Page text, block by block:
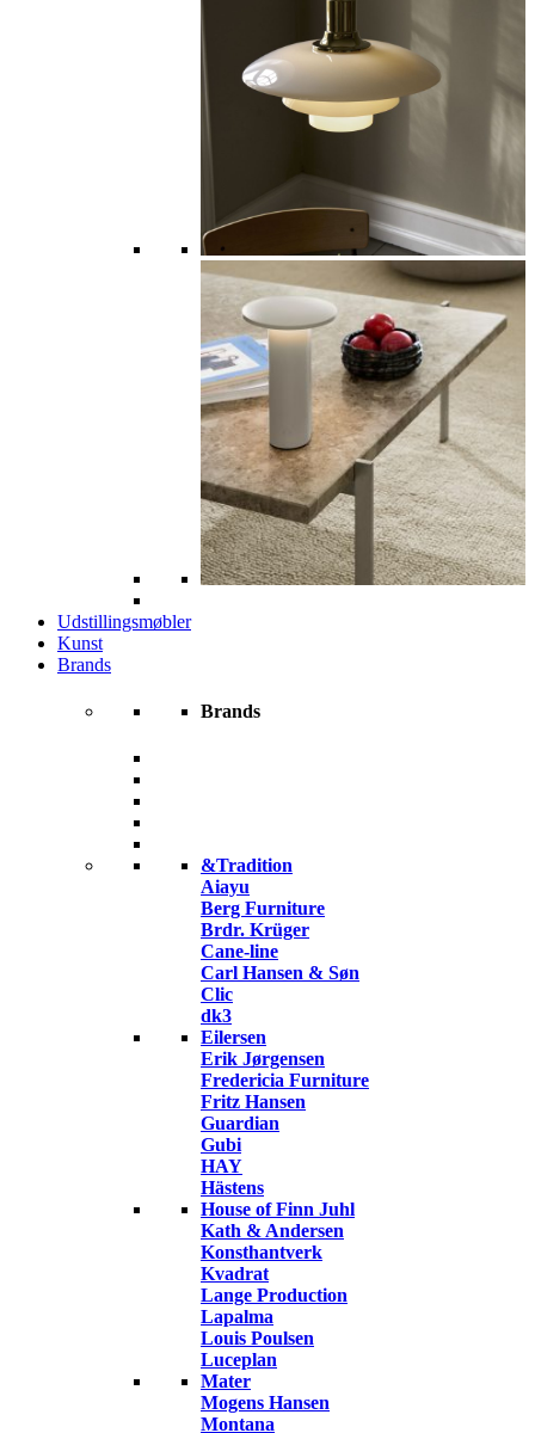
Udstillingsmøbler
Kunst
Brands
Brands
&Tradition
Aiayu
Berg Furniture
Brdr. Krüger
Cane-line
Carl Hansen & Søn
Clic
dk3
Eilersen
Erik Jørgensen
Fredericia Furniture
Fritz Hansen
Guardian
Gubi
HAY
Hästens
House of Finn Juhl
Kath & Andersen
Konsthantverk
Kvadrat
Lange Production
Lapalma
Louis Poulsen
Luceplan
Mater
Mogens Hansen
Montana